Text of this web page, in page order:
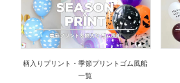
柄入りプリント・季節プリントゴム風船
一覧